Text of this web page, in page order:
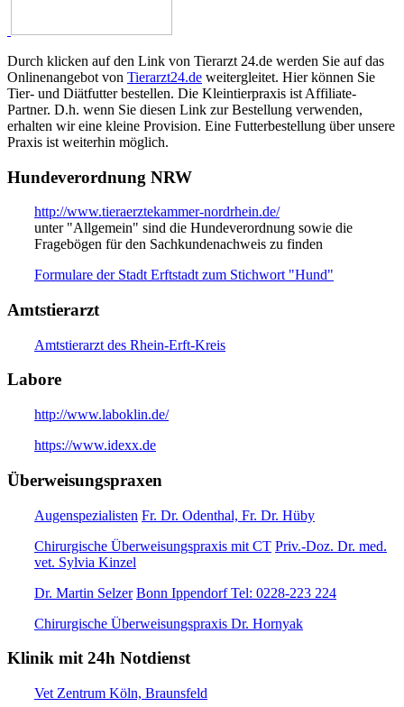
Durch klicken auf den Link von Tierarzt 24.de werden Sie auf das
Onlinenangebot von Tierarzt24.de weitergleitet. Hier können Sie
Tier- und Diätfutter bestellen. Die Kleintierpraxis ist Affiliate-
Partner. D.h. wenn Sie diesen Link zur Bestellung verwenden,
erhalten wir eine kleine Provision. Eine Futterbestellung über unsere
Praxis ist weiterhin möglich.
Hundeverordnung NRW
http://www.tieraerztekammer-nordrhein.de/
unter "Allgemein" sind die Hundeverordnung sowie die
Fragebögen für den Sachkundenachweis zu finden
Formulare der Stadt Erftstadt zum Stichwort "Hund"
Amtstierarzt
Amtstierarzt des Rhein-Erft-Kreis
Labore
http://www.laboklin.de/
https://www.idexx.de
Überweisungspraxen
Augenspezialisten Fr. Dr. Odenthal, Fr. Dr. Hüby
Chirurgische Überweisungspraxis mit CT Priv.-Doz. Dr. med.
vet. Sylvia Kinzel
Dr. Martin Selzer Bonn Ippendorf Tel: 0228-223 224
Chirurgische Überweisungspraxis Dr. Hornyak
Klinik mit 24h Notdienst
Vet Zentrum Köln, Braunsfeld